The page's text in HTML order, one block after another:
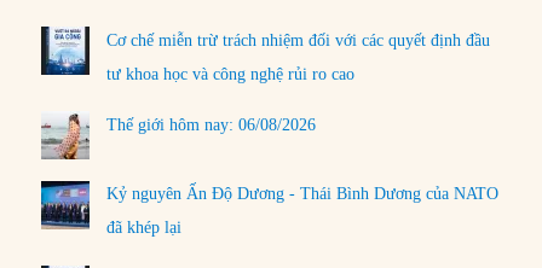
Cơ chế miễn trừ trách nhiệm đối với các quyết định đầu
tư khoa học và công nghệ rủi ro cao
Thế giới hôm nay: 06/08/2026
Kỷ nguyên Ấn Độ Dương - Thái Bình Dương của NATO
đã khép lại